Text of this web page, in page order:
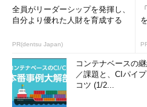
全員がリーダーシップを発揮し、
自分より優れた人財を育成する
PR(dentsu Japan)
コンテナベースの
／課題と、CIパイ
コツ (1/2...